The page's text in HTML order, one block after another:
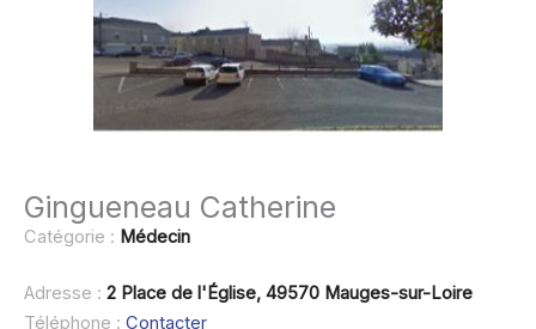
Gingueneau Catherine
Catégorie : Médecin
Adresse : 2 Place de l'Église, 49570 Mauges-sur-Loire
Téléphone : Contacter